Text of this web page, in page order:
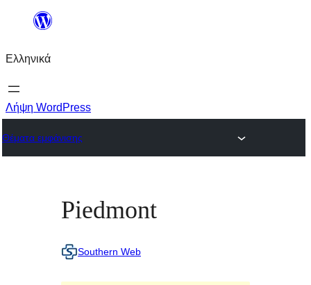
Μετάβαση
περιεχόμενο
Ελληνικά
Λήψη WordPress
Θέματα εμφάνισης
Piedmont
Southern Web